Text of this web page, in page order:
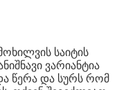
საიტის
ვარიანტია
წერა და სურს რომ